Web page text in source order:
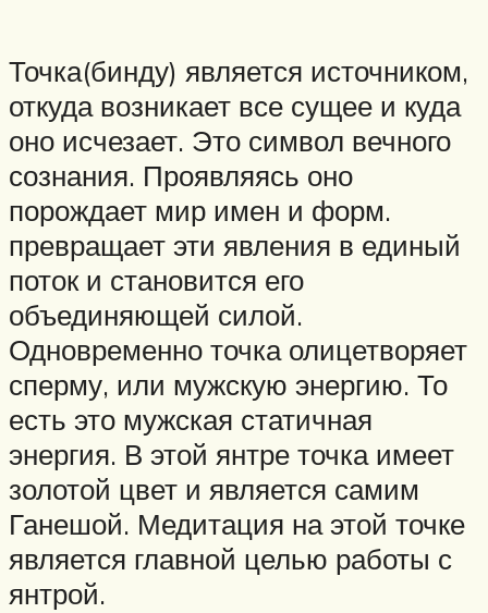
Точка(бинду) является источником,
откуда возникает все сущее и куда
оно исчезает. Это символ вечного
сознания. Проявляясь оно
порождает мир имен и форм.
превращает эти явления в единый
поток и становится его
объединяющей силой.
Одновременно точка олицетворяет
сперму, или мужскую энергию. То
есть это мужская статичная
энергия. В этой янтре точка имеет
золотой цвет и является самим
Ганешой. Медитация на этой точке
является главной целью работы с
янтрой.